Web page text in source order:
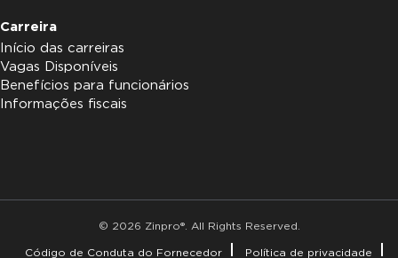
Carreira
Início das carreiras
Vagas Disponíveis
Benefícios para funcionários
Informações fiscais
© 2026 Zinpro®. All Rights Reserved.
Código de Conduta do Fornecedor
Política de privacidade